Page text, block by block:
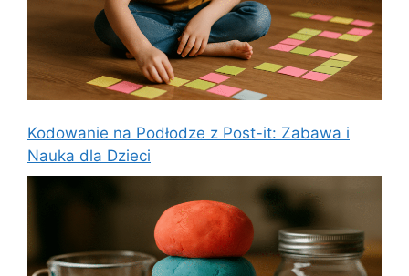
Kodowanie na Podłodze z Post-it: Zabawa i
Nauka dla Dzieci